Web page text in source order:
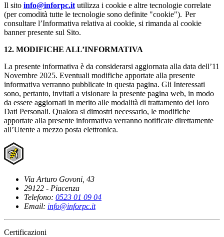
Il sito info@inforpc.it utilizza i cookie e altre tecnologie correlate
(per comodità tutte le tecnologie sono definite "cookie"). Per
consultare l’Informativa relativa ai cookie, si rimanda al cookie
banner presente sul Sito.
12. MODIFICHE ALL’INFORMATIVA
La presente informativa è da considerarsi aggiornata alla data dell’11
Novembre 2025. Eventuali modifiche apportate alla presente
informativa verranno pubblicate in questa pagina. Gli Interessati
sono, pertanto, invitati a visionare la presente pagina web, in modo
da essere aggiornati in merito alle modalità di trattamento dei loro
Dati Personali. Qualora si dimostri necessario, le modifiche
apportate alla presente informativa verranno notificate direttamente
all’Utente a mezzo posta elettronica.
Via Arturo Govoni, 43
29122 - Piacenza
Telefono: 0523 01 09 04
Email: info@inforpc.it
Certificazioni